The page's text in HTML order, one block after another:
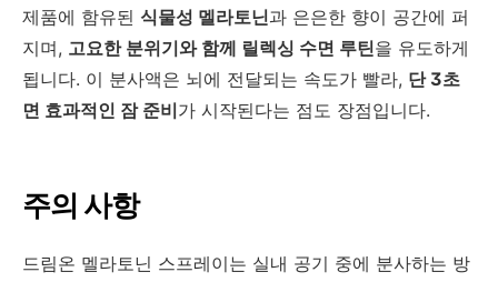
제품에 함유된 식물성 멜라토닌과 은은한 향이 공간에 퍼
지며, 고요한 분위기와 함께 릴렉싱 수면 루틴을 유도하게
됩니다. 이 분사액은 뇌에 전달되는 속도가 빨라, 단 3초
면 효과적인 잠 준비가 시작된다는 점도 장점입니다.
주의 사항
드림온 멜라토닌 스프레이는 실내 공기 중에 분사하는 방